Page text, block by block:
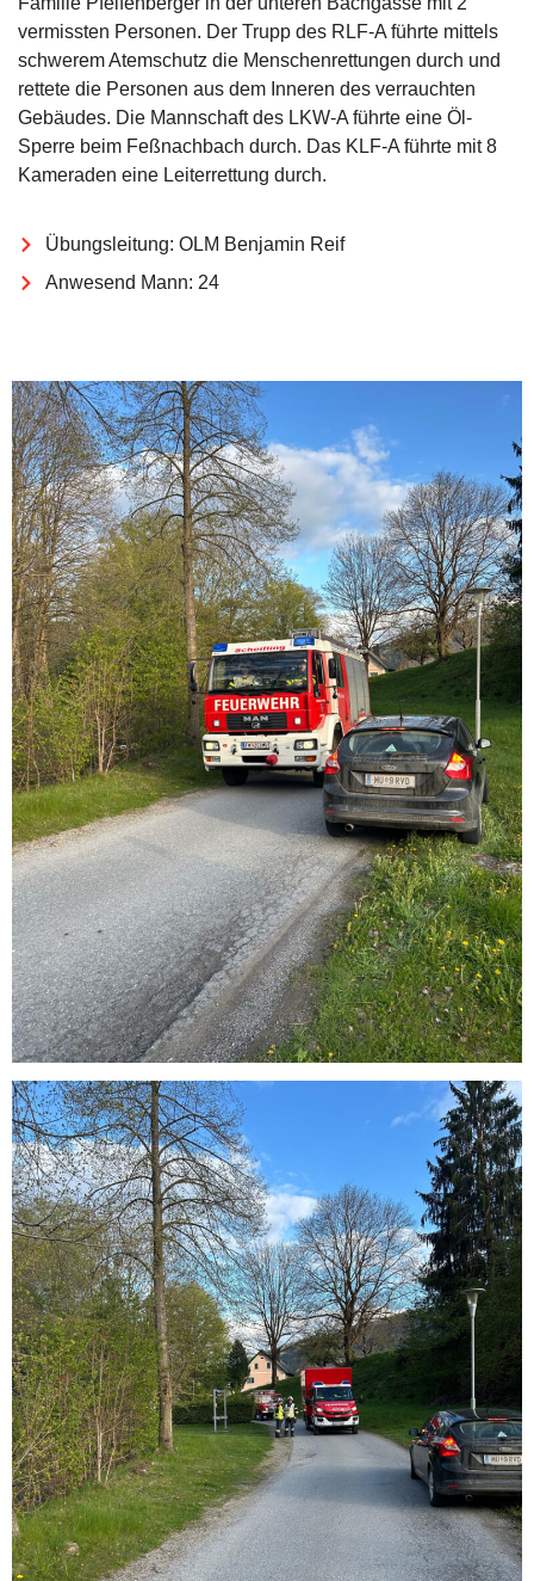
vermissten Personen. Der Trupp des RLF-A führte mittels
schwerem Atemschutz die Menschenrettungen durch und
rettete die Personen aus dem Inneren des verrauchten
Gebäudes. Die Mannschaft des LKW-A führte eine Öl-
Sperre beim Feßnachbach durch. Das KLF-A führte mit 8
Kameraden eine Leiterrettung durch.
Übungsleitung: OLM Benjamin Reif
Anwesend Mann: 24